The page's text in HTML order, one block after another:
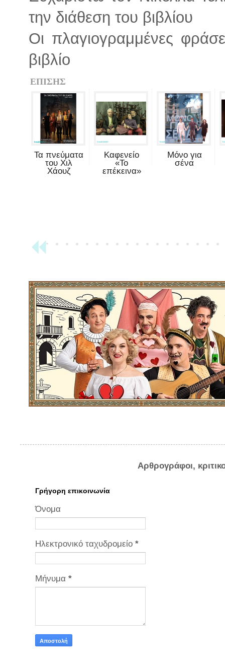
την διάθεση του βιβλίου
Οι πλαγιογραμμένες
βιβλίο
ΕΠΙΣΗΣ
Τα πνεύματα
του Χιλ
Χάουζ
Καφενείο
«Το
επέκεινα»
Μόνο για
σένα
Αρθρογράφοι,
Γρήγορη επικοινωνία
Όνομα
Ηλεκτρονικό ταχυδρομείο *
Μήνυμα *